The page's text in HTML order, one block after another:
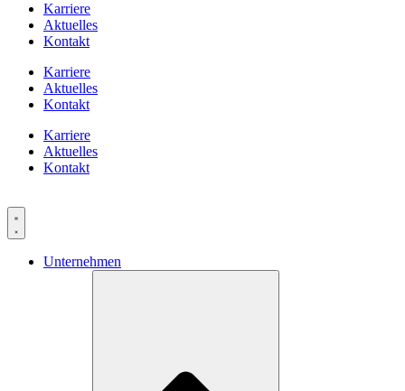
Karriere
Aktuelles
Kontakt
Karriere
Aktuelles
Kontakt
Karriere
Aktuelles
Kontakt
Unternehmen